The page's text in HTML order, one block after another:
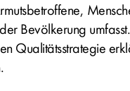
Bevölkerung
Qualitätsstrategie